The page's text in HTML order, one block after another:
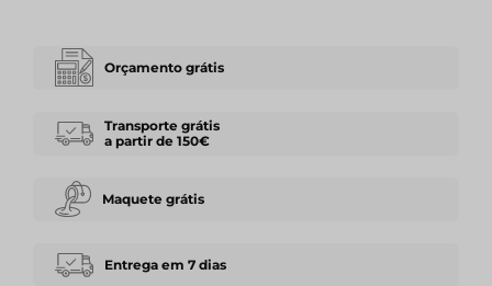
Orçamento grátis
Transporte grátis
a partir de 150€
Maquete grátis
Entrega em 7 dias